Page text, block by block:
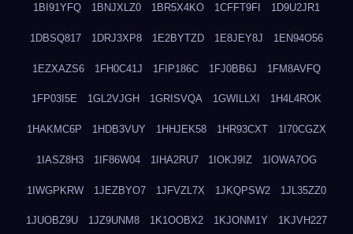
1BI91YFQ 1BNJXLZ0 1BR5X4KO 1CFFT9FI 1D9U2JR1
1DBSQ817 1DRJ3XP8 1E2BYTZD 1E8JEY8J 1EN94O56
1EZXAZS6 1FH0C41J 1FIP186C 1FJ0BB6J 1FM8AVFQ
1FP03I5E 1GL2VJGH 1GRISVQA 1GWILLXI 1H4L4ROK
1HAKMC6P 1HDB3VUY 1HHJEK58 1HR93CXT 1I70CGZX
1IASZ8H3 1IF86W04 1IHA2RU7 1IOKJ9IZ 1IOWA7OG
1IWGPKRW 1JEZBYO7 1JFVZL7X 1JKQPSW2 1JL35ZZ0
1JUOBZ9U 1JZ9UNM8 1K1OOBX2 1KJONM1Y 1KJVH227